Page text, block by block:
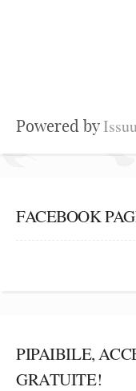
Powered byIssuu
FACEBOOK
PIPAIBILE,
GRATUITE!